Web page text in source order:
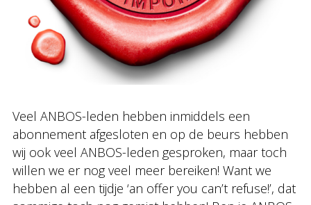
Veel ANBOS-leden hebben inmiddels een
abonnement afgesloten en op de beurs hebben
wij ook veel ANBOS-leden gesproken, maar toch
willen we er nog veel meer bereiken! Want we
hebben al een tijdje ‘an offer you can’t refuse!’, dat